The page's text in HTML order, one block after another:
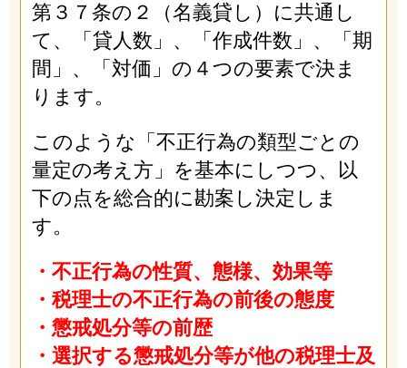
第３７条の２（名義貸し）に共通し
て、「貸人数」、「作成件数」、「期
間」、「対価」の４つの要素で決ま
ります。
このような「不正行為の類型ごとの
量定の考え方」を基本にしつつ、以
下の点を総合的に勘案し決定しま
す。
・不正行為の性質、態様、効果等
・税理士の不正行為の前後の態度
・懲戒処分等の前歴
・選択する懲戒処分等が他の税理士及